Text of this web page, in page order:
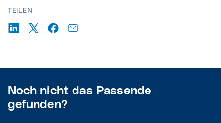
TEILEN
Noch nicht das Passende
gefunden?